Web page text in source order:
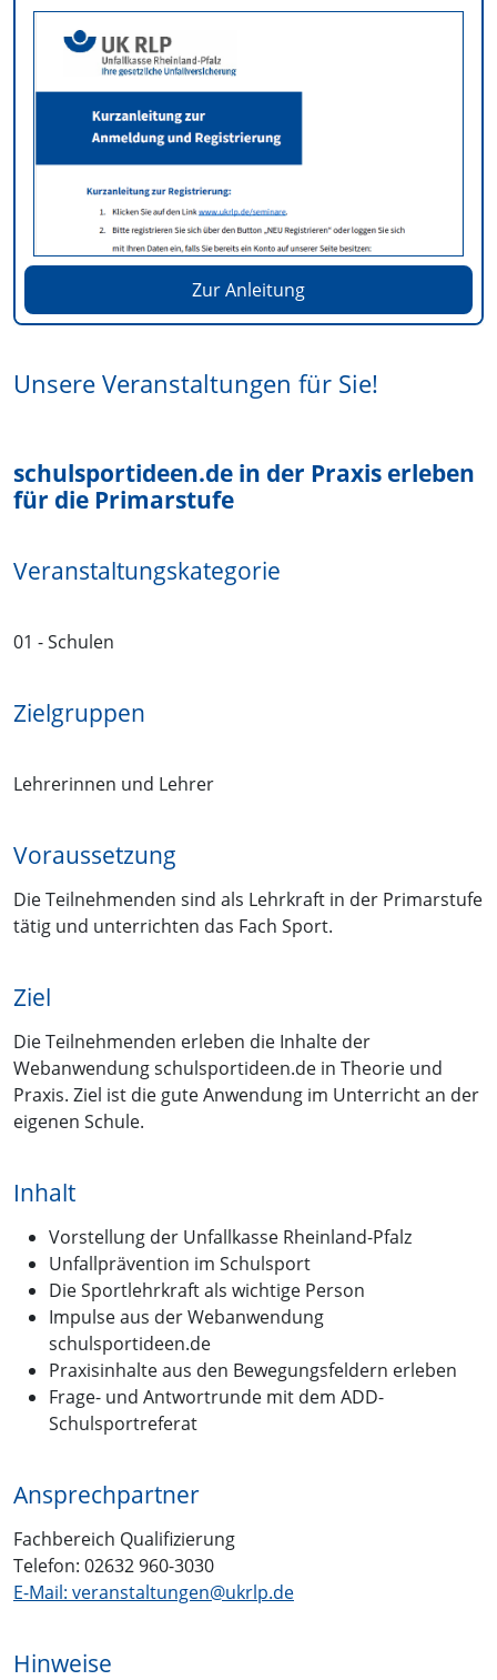
Zur Anleitung
Unsere Veranstaltungen für Sie!
schulsportideen.de in der Praxis erleben
für die Primarstufe
Veranstaltungskategorie
01 - Schulen
Zielgruppen
Lehrerinnen und Lehrer
Voraussetzung
Die Teilnehmenden sind als Lehrkraft in der Primarstufe
tätig und unterrichten das Fach Sport.
Ziel
Die Teilnehmenden erleben die Inhalte der
Webanwendung schulsportideen.de in Theorie und
Praxis. Ziel ist die gute Anwendung im Unterricht an der
eigenen Schule.
Inhalt
Vorstellung der Unfallkasse Rheinland-Pfalz
Unfallprävention im Schulsport
Die Sportlehrkraft als wichtige Person
Impulse aus der Webanwendung
schulsportideen.de
Praxisinhalte aus den Bewegungsfeldern erleben
Frage- und Antwortrunde mit dem ADD-
Schulsportreferat
Ansprechpartner
Fachbereich Qualifizierung
Telefon: 02632 960-3030
E-Mail: veranstaltungen@ukrlp.de
Hinweise